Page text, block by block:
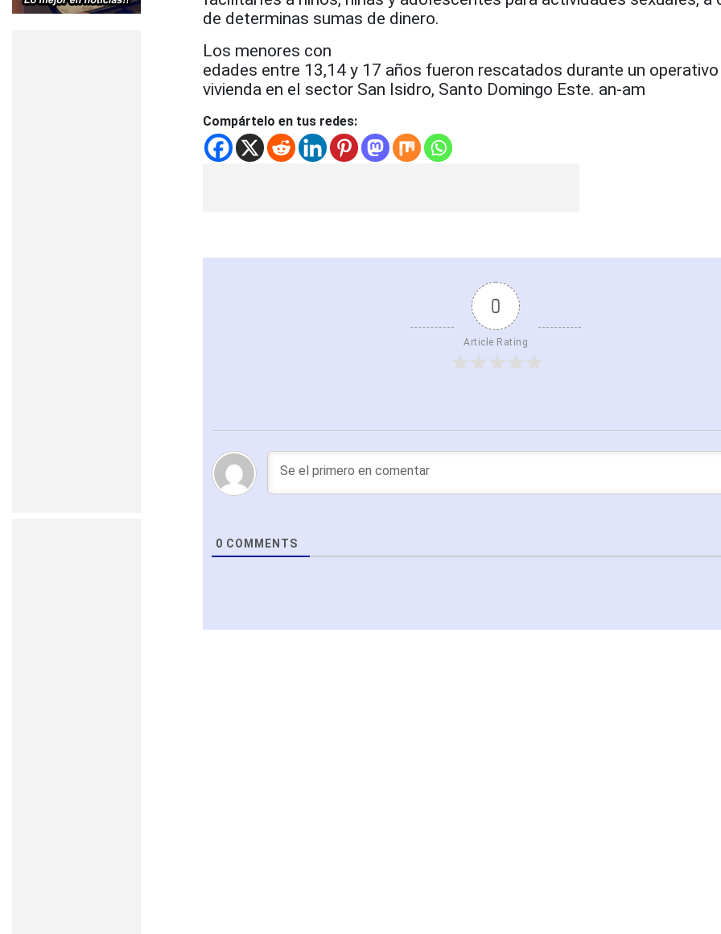
de determinas sumas de dinero.
Los menores con
edades entre 13,14 y 17 años fueron rescatados durante un operativo
vivienda en el sector San Isidro, Santo Domingo Este. an-am
Compártelo en tus redes:
0
Article Rating
0 COMMENTS